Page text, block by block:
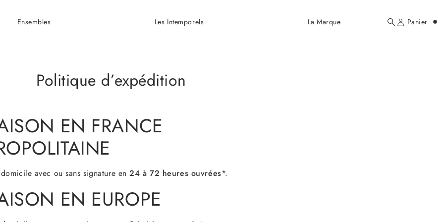
Ensembles Les Intemporels La Marque
Rechercher
Compte
Panier
Politique d’expédition
EN FRANCE
avec ou sans signature en24 à 72 heures ouvrées*.
EN EUROPE